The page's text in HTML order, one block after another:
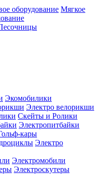
Мягкое
Экомобилики
Электро велорикши
Скейты и Ролики
Электропитбайки
кары
Электро
Электромобили
Электроскутеры